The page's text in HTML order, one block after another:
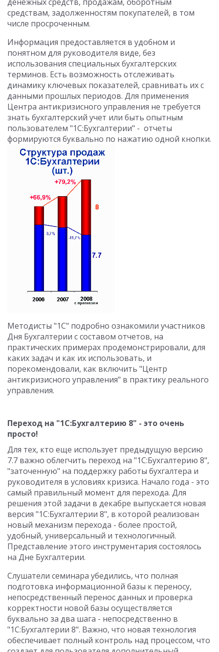
средствам, задолженностям покупателей, в том
числе просроченным.
Информация предоставляется в удобном и
понятном для руководителя виде, без
использования специальных бухгалтерских
терминов. Есть возможность отслеживать
динамику ключевых показателей, сравнивать их с
данными прошлых периодов. Для применения
Центра антикризисного управления не требуется
знать бухгалтерский учет или быть опытным
пользователем "1С:Бухгалтерии" - отчеты
формируются буквально по нажатию одной кнопки.
Методисты "1С" подробно ознакомили участников
Дня Бухгалтерии с составом отчетов, на
практических примерах продемонстрировали, для
каких задач и как их использовать, и
порекомендовали, как включить "Центр
антикризисного управления" в практику реального
управления.
Переход на "1С:Бухгалтерию 8" - это очень
просто!
Для тех, кто еще использует предыдущую версию
7.7 важно облегчить переход на "1С:Бухгалтерию 8",
"заточенную" на поддержку работы бухгалтера и
руководителя в условиях кризиса. Начало года - это
самый правильный момент для перехода. Для
решения этой задачи в декабре выпускается новая
версия "1С:Бухгалтерии 8", в которой реализован
новый механизм перехода - более простой,
удобный, универсальный и технологичный.
Представление этого инструментария состоялось
на Дне Бухгалтерии.
Слушатели семинара убедились, что полная
подготовка информационной базы к переносу,
непосредственный перенос данных и проверка
корректности новой базы осуществляется
буквально за два шага - непосредственно в
"1С:Бухгалтерии 8". Важно, что новая технология
обеспечивает полный контроль над процессом, что